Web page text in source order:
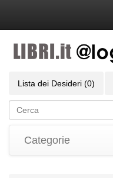
Lista dei Desideri (0)
Categorie